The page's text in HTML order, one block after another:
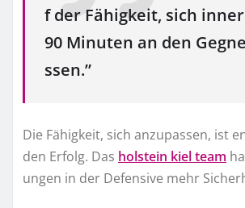
f der Fähigkeit, sich
90 Minuten an den
ssen.”
Die Fähigkeit, sich anzupassen, ist
den Erfolg. Das holstein kiel team
ungen in der Defensive mehr